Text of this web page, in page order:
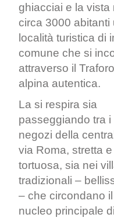
ghiacciai e la vista
circa 3000
località turistica di
comune che si
attraverso il
alpina autentica.
La si respira sia
passeggiando tra i
negozi della
via Roma, stretta e
tortuosa, sia nei
tradizionali –
– che circondano il
nucleo principale di